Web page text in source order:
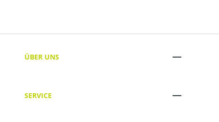
ÜBER UNS
SERVICE